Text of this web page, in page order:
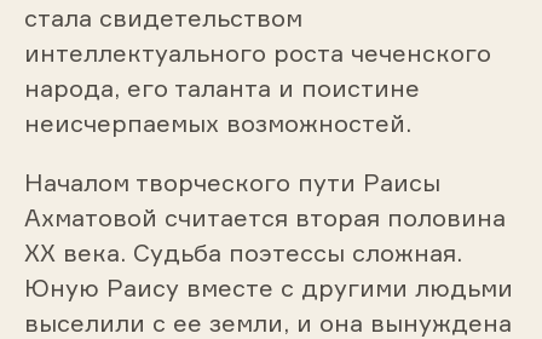
стала свидетельством
интеллектуального роста чеченского
народа, его таланта и поистине
неисчерпаемых возможностей.
Началом творческого пути Раисы
Ахматовой считается вторая половина
XX века. Судьба поэтессы сложная.
Юную Раису вместе с другими людьми
выселили с ее земли, и она вынуждена